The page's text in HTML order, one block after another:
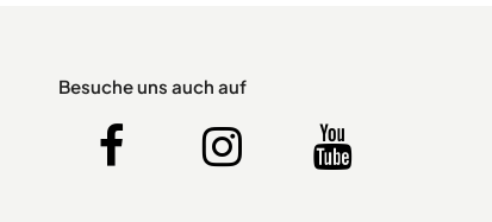
Besuche uns auch auf